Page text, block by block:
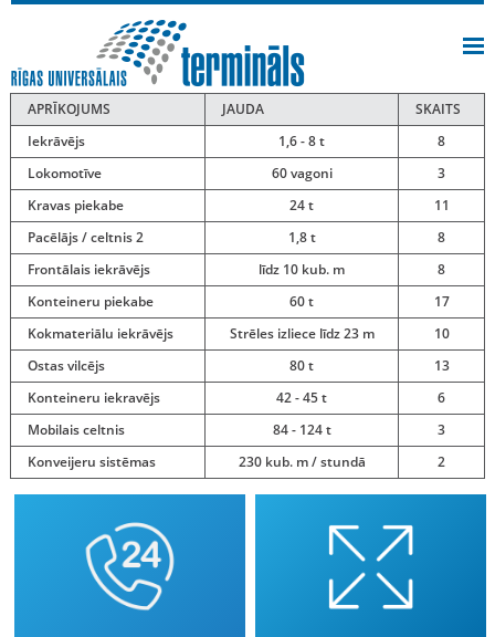
APRĪKOJUMS JAUDA
SKAITS
Iekrāvējs
1,6 - 8 t
8
Lokomotīve
60 vagoni
3
Kravas piekabe
24 t
11
Pacēlājs / celtnis 2
1,8 t
8
Frontālais iekrāvējs
līdz 10 kub. m
8
Konteineru piekabe
60 t
17
Kokmateriālu iekrāvējs
Strēles izliece līdz 23 m
10
Ostas vilcējs
80 t
13
Konteineru iekravējs
42 - 45 t
6
Mobilais celtnis
84 - 124 t
3
Konveijeru sistēmas
230 kub. m / stundā 2